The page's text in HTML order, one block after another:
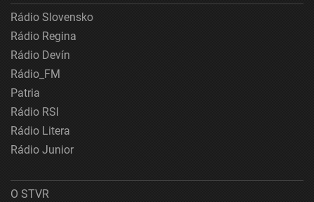
Rádio Slovensko
Rádio Regina
Rádio Devín
Rádio_FM
Patria
Rádio RSI
Rádio Litera
Rádio Junior
O STVR